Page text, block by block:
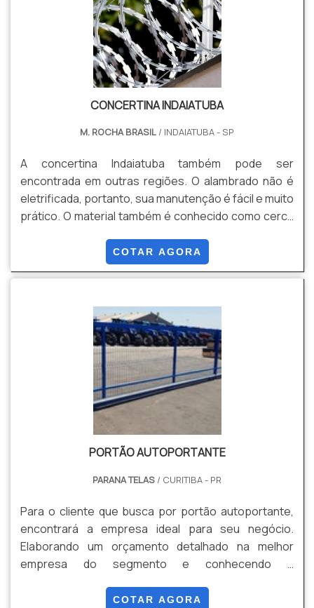
CONCERTINA INDAIATUBA
M. ROCHA BRASIL / INDAIATUBA - SP
A concertina Indaiatuba também pode ser
encontrada em outras regiões. O alambrado não é
eletrificada, portanto, sua manutenção é fácil e muito
prático. O material também é conhecido como cerca
usado para evitar furtos ou entradas indesejadas em
residências, condomínios e empresas de todos os
alambrado é pouco e a vida útil é longa, ou seja, é um
investimento com ótimo custo-benefício e que vale a
COTAR AGORA
PORTÃO AUTOPORTANTE
PARANA TELAS / CURITIBA - PR
Para o cliente que busca por portão autoportante,
encontrará a empresa ideal para seu negócio.
Elaborando um orçamento detalhado na melhor
empresa do segmento e conhecendo a
lugar.UM POUCO MAIS SOBRE PORTÃO
COTAR AGORA